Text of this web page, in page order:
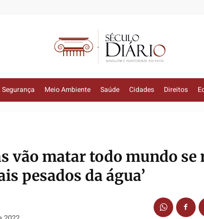
Segurança Meio Ambiente Saúde Cidades Direitos
vão matar todo mundo se
pesados da água’